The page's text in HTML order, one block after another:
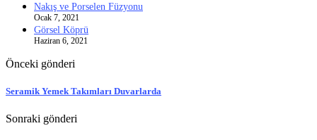
Nakış ve Porselen Füzyonu
Ocak 7, 2021
Görsel Köprü
Haziran 6, 2021
Önceki gönderi
Seramik Yemek Takımları Duvarlarda
Sonraki gönderi